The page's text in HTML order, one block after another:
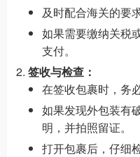
及时配合海关的要
如果需要缴纳关税
支付。
签收与检查：
在签收包裹时，务
如果发现外包装有
明，并拍照留证。
打开包裹后，仔细